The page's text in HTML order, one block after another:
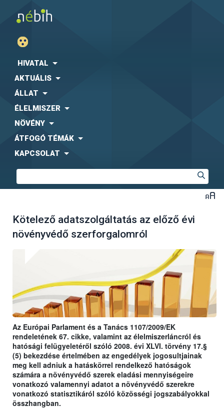
HIVATAL
AKTUÁLIS
ÁLLAT
ÉLELMISZER
NÖVÉNY
ÁTFOGÓ TÉMÁK
KAPCSOLAT
Kötelező adatszolgáltatás az előző évi
növényvédő szerforgalomról
Az Európai Parlament és a Tanács 1107/2009/EK
rendeletének 67. cikke, valamint az élelmiszerláncról és
hatósági felügyeletéről szóló 2008. évi XLVI. törvény 17.§
(5) bekezdése értelmében az engedélyek jogosultjainak
meg kell adniuk a hatáskörrel rendelkező hatóságok
számára a növényvédő szerek eladási mennyiségeire
vonatkozó valamennyi adatot a növényvédő szerekre
vonatkozó statisztikáról szóló közösségi jogszabályokkal
összhangban.